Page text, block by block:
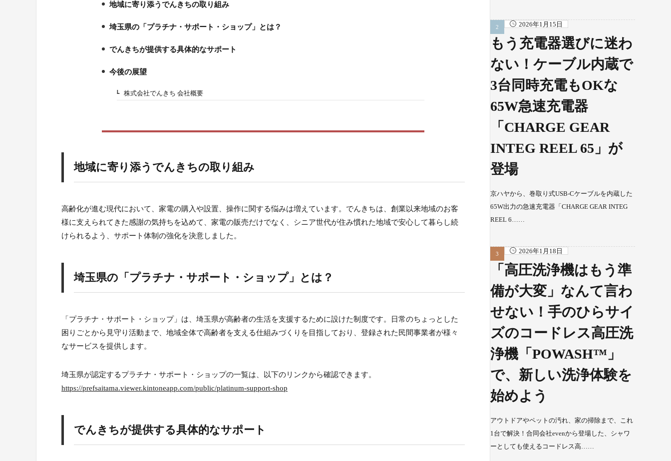
地域に寄り添うでんきちの取り組み
埼玉県の「プラチナ・サポート・ショップ」とは？
でんきちが提供する具体的なサポート
今後の展望
4-1.株式会社でんきち 会社概要
地域に寄り添うでんきちの取り組み
高齢化が進む現代において、家電の購入や設置、操作に関する悩みは増えています。でんきちは、創業以来地域のお客
様に支えられてきた感謝の気持ちを込めて、家電の販売だけでなく、シニア世代が住み慣れた地域で安心して暮らし続
けられるよう、サポート体制の強化を決意しました。
埼玉県の「プラチナ・サポート・ショップ」とは？
「プラチナ・サポート・ショップ」は、埼玉県が高齢者の生活を支援するために設けた制度です。日常のちょっとした
困りごとから見守り活動まで、地域全体で高齢者を支える仕組みづくりを目指しており、登録された民間事業者が様々
なサービスを提供します。
埼玉県が認定するプラチナ・サポート・ショップの一覧は、以下のリンクから確認できます。
https://prefsaitama.viewer.kintoneapp.com/public/platinum-support-shop
でんきちが提供する具体的なサポート
2026年1月15日
もう充電器選びに迷わ
ない！ケーブル内蔵で
3台同時充電もOKな
65W急速充電器
「CHARGE GEAR
INTEG REEL 65」が
登場
京ハヤから、巻取り式USB-Cケーブルを内蔵した
65W出力の急速充電器「CHARGE GEAR INTEG
REEL 6……
2026年1月18日
「高圧洗浄機はもう準
備が大変」なんて言わ
せない！手のひらサイ
ズのコードレス高圧洗
浄機「POWASH™」
で、新しい洗浄体験を
始めよう
アウトドアやペットの汚れ、家の掃除まで、これ
1台で解決！合同会社evenから登場した、シャワ
ーとしても使えるコードレス高……